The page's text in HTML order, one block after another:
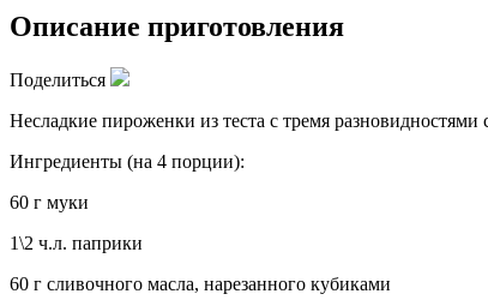
Описание приготовления
Поделиться
Несладкие пироженки из теста с тремя
Ингредиенты (на 4 порции):
60 г муки
1\2 ч.л. паприки
60 г сливочного масла, нарезанного кубиками